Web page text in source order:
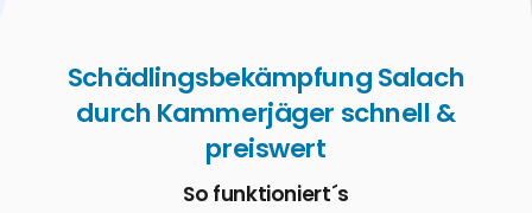
Schädlingsbekämpfung Salach
durch Kammerjäger schnell &
preiswert
So funktioniert´s